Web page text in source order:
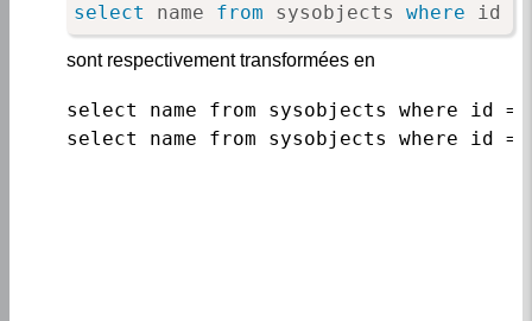
select name from sysobjects where id
sont respectivement transformées en
select name from sysobjects where id =
select name from sysobjects where id =